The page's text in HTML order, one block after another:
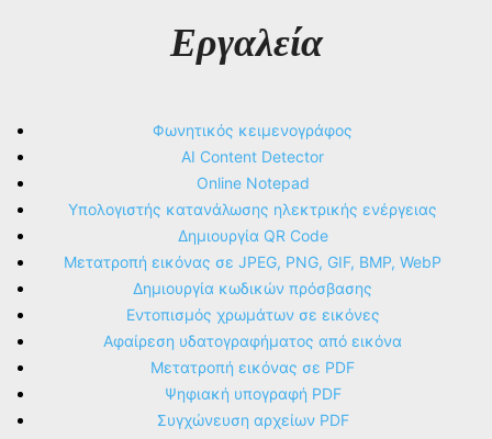
Εργαλεία
Φωνητικός κειμενογράφος
AI Content Detector
Online Notepad
Υπολογιστής κατανάλωσης ηλεκτρικής ενέργειας
Δημιουργία QR Code
Μετατροπή εικόνας σε JPEG, PNG, GIF, BMP, WebP
Δημιουργία κωδικών πρόσβασης
Εντοπισμός χρωμάτων σε εικόνες
Αφαίρεση υδατογραφήματος από εικόνα
Μετατροπή εικόνας σε PDF
Ψηφιακή υπογραφή PDF
Συγχώνευση αρχείων PDF